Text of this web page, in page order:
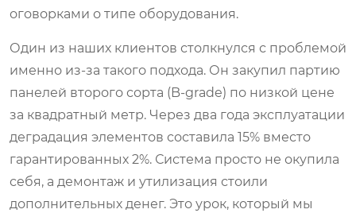
оговорками о типе оборудования.
Один из наших клиентов столкнулся с проблемой
именно из-за такого подхода. Он закупил партию
панелей второго сорта (B-grade) по низкой цене
за квадратный метр. Через два года эксплуатации
деградация элементов составила 15% вместо
гарантированных 2%. Система просто не окупила
себя, а демонтаж и утилизация стоили
дополнительных денег. Это урок, который мы